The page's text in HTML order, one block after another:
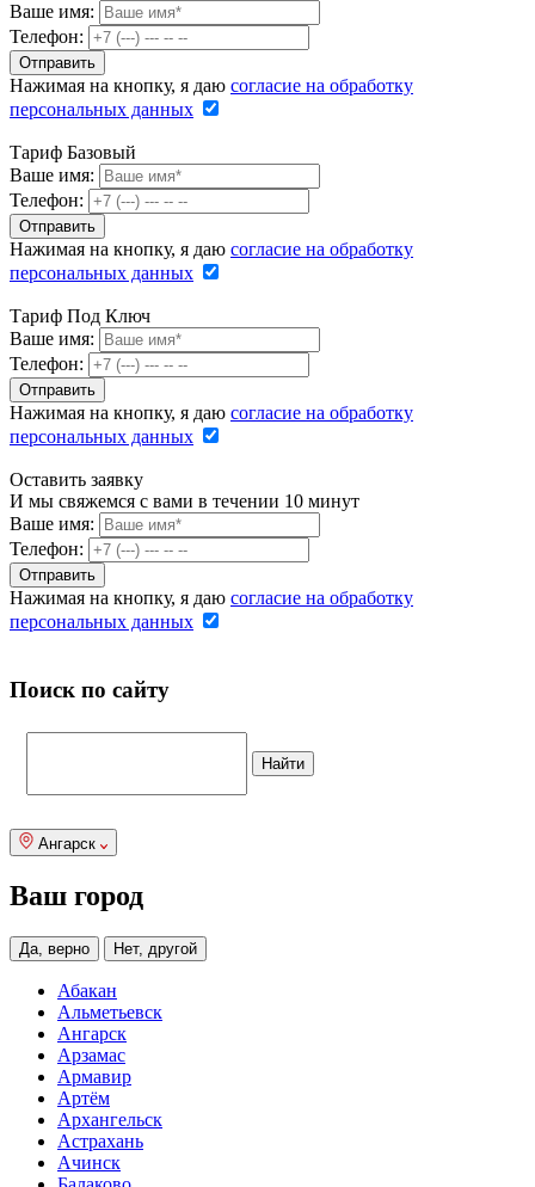
Ваше имя:
Телефон:
Нажимая на кнопку, я даю согласие на обработку
персональных данных
Тариф Базовый
Ваше имя:
Телефон:
Нажимая на кнопку, я даю согласие на обработку
персональных данных
Тариф Под Ключ
Ваше имя:
Телефон:
Нажимая на кнопку, я даю согласие на обработку
персональных данных
Оставить заявку
И мы свяжемся с вами в течении 10 минут
Ваше имя:
Телефон:
Нажимая на кнопку, я даю согласие на обработку
персональных данных
Поиск по сайту
Ангарск
Ваш город
Да, верно Нет, другой
Абакан
Альметьевск
Ангарск
Арзамас
Армавир
Артём
Архангельск
Астрахань
Ачинск